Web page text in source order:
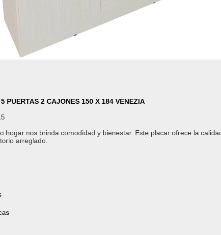
PUERTAS 2 CAJONES 150 X 184 VENEZIA
hogar nos brinda comodidad y bienestar. Este placar ofrece la
arreglado.